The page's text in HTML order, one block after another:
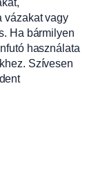
vázakat vagy
Ha bármilyen
használata
Szívesen